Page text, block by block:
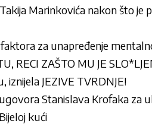
Marinkovića nakon što je
za unapređenje
RECI ZAŠTO MU JE
iznijela JEZIVE TVRDNJE!
Stanislava Krofaka za
kući